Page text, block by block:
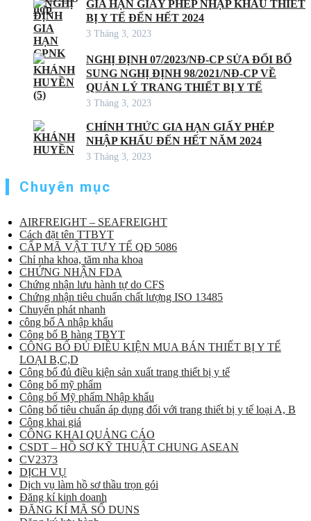
GIA HẠN GIẤY PHÉP NHẬP KHẨU THIẾT
BỊ Y TẾ ĐẾN HẾT 2024
3 Tháng 3, 2023
NGHỊ ĐỊNH 07/2023/NĐ-CP SỬA ĐỔI BỔ
SUNG NGHỊ ĐỊNH 98/2021/NĐ-CP VỀ
QUẢN LÝ TRANG THIẾT BỊ Y TẾ
3 Tháng 3, 2023
CHÍNH THỨC GIA HẠN GIẤY PHÉP
NHẬP KHẨU ĐẾN HẾT NĂM 2024
3 Tháng 3, 2023
Chuyên mục
AIRFREIGHT – SEAFREIGHT
Cách đặt tên TTBYT
CẤP MÃ VẬT TƯ Y TẾ QĐ 5086
Chỉ nha khoa, tăm nha khoa
CHỨNG NHẬN FDA
Chứng nhận lưu hành tự do CFS
Chứng nhận tiêu chuẩn chất lượng ISO 13485
Chuyển phát nhanh
công bố A nhập khẩu
Công bố B hàng TBYT
CÔNG BỐ ĐỦ ĐIỀU KIỆN MUA BÁN THIẾT BỊ Y TẾ
LOẠI B,C,D
Công bố đủ điều kiện sản xuất trang thiết bị y tế
Công bố mỹ phẩm
Công bố Mỹ phẩm Nhập khẩu
Công bố tiêu chuẩn áp dụng đối với trang thiết bị y tế loại A, B
Công khai giá
CÔNG KHAI QUẢNG CÁO
CSDT – HỒ SƠ KỸ THUẬT CHUNG ASEAN
CV2373
DỊCH VỤ
Dịch vụ làm hồ sơ thầu trọn gói
Đăng kí kinh doanh
ĐĂNG KÍ MÃ SỐ DUNS